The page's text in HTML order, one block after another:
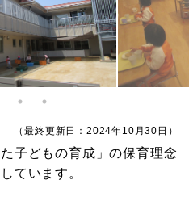
（最終更新日：2024年10月30日）
子どもの育成」の保育理念
ています。